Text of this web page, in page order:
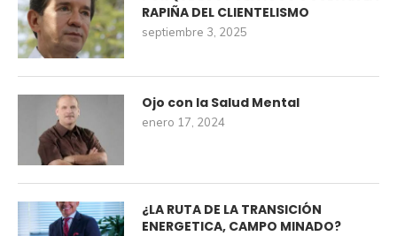
RAPIÑA DEL CLIENTELISMO
septiembre 3, 2025
Ojo con la Salud Mental
enero 17, 2024
¿LA RUTA DE LA TRANSICIÓN
ENERGETICA, CAMPO MINADO?